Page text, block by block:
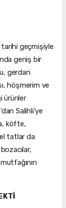
tarihi geçmişiyle
geniş bir
gerdan
höşmerim ve
ürünler
Salihli'ye
köfte,
tatlar da